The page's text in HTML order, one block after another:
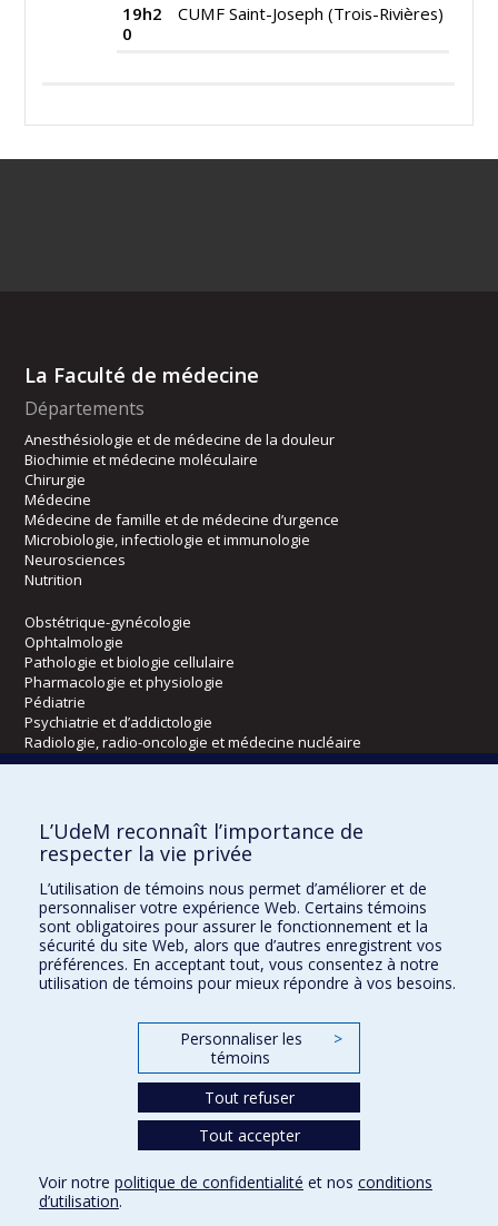
19h2
0
CUMF Saint-Joseph (Trois-Rivières)
La Faculté de médecine
Départements
Anesthésiologie et de médecine de la douleur
Biochimie et médecine moléculaire
Chirurgie
Médecine
Médecine de famille et de médecine d’urgence
Microbiologie, infectiologie et immunologie
Neurosciences
Nutrition
Obstétrique-gynécologie
Ophtalmologie
Pathologie et biologie cellulaire
Pharmacologie et physiologie
Pédiatrie
Psychiatrie et d’addictologie
Radiologie, radio-oncologie et médecine nucléaire
Kinésiologie et des sciences de l’activité physique
Orthophonie et audiologie
Réadaptation
Directions
DPC
CPASS
L’UdeM reconnaît l’importance de
respecter la vie privée
L’utilisation de témoins nous permet d’améliorer et de
personnaliser votre expérience Web. Certains témoins
sont obligatoires pour assurer le fonctionnement et la
sécurité du site Web, alors que d’autres enregistrent vos
préférences. En acceptant tout, vous consentez à notre
utilisation de témoins pour mieux répondre à vos besoins.
Personnaliser les
témoins
>
Tout refuser
Tout accepter
Voir notre politique de confidentialité et nos conditions
d’utilisation.